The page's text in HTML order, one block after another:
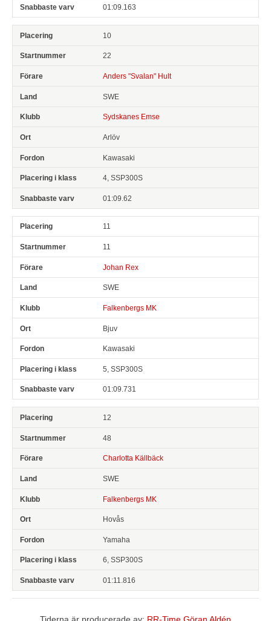
01:09.163
10
22
Anders "Svalan" Hult
SWE
Sydskanes Emse
Arlöv
Kawasaki
4, SSP300S
01:09.62
11
11
Johan Rex
SWE
Falkenbergs MK
Bjuv
Kawasaki
5, SSP300S
01:09.731
12
48
Charlotta Källbäck
SWE
Falkenbergs MK
Hovås
Yamaha
6, SSP300S
01:11.816